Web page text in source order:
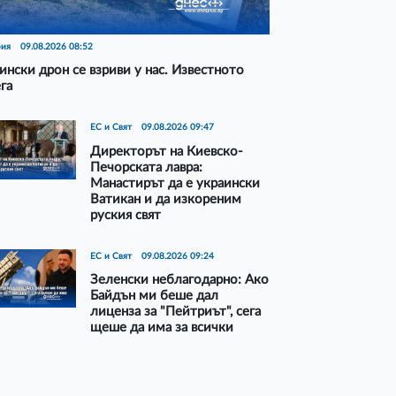
09.08.2026 08:52
дрон се взриви у нас. Известното
ЕС и Свят 09.08.2026 09:47
Директорът на Киевско-
Печорската лавра:
Манастирът да е украински
Ватикан и да изкореним
руския свят
ЕС и Свят 09.08.2026 09:24
Зеленски неблагодарно: Ако
Байдън ми беше дал
лиценза за "Пейтриът", сега
щеше да има за всички